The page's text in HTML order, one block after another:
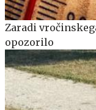
Zaradi
opozorilo